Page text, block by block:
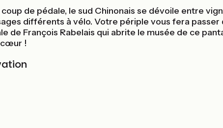
coup de pédale, le sud Chinonais se dévoile entre
différents à vélo. Votre périple vous fera
de François Rabelais qui abrite le musée de ce
cœur !